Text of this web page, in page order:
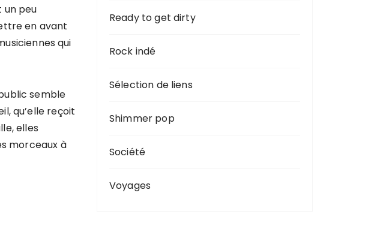
un peu
en avant
qui
semble
qu’elle reçoit
elles
morceaux à
Ready to get dirty
Rock indé
Sélection de liens
Shimmer pop
Société
Voyages